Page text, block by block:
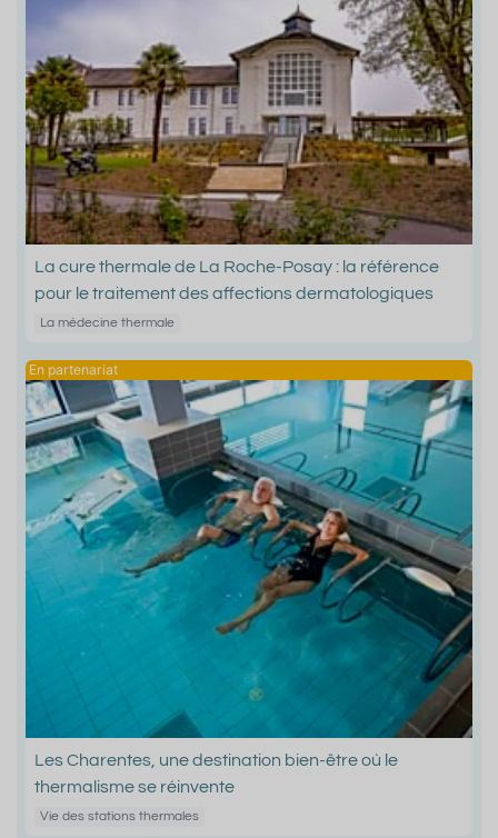
La cure thermale de La Roche-Posay : la référence
pour le traitement des affections dermatologiques
La médecine thermale
Les Charentes, une destination bien-être où le
thermalisme se réinvente
Vie des stations thermales